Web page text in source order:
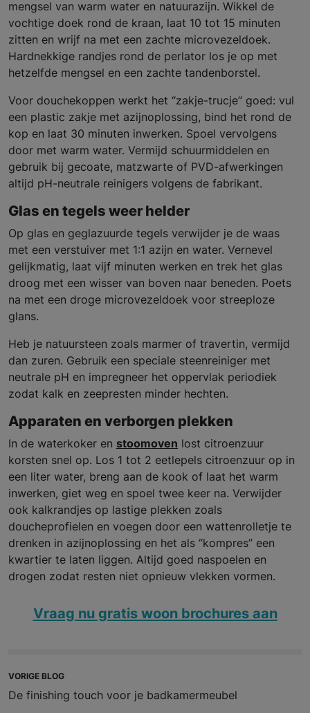
mengsel van warm water en natuurazijn. Wikkel de
vochtige doek rond de kraan, laat 10 tot 15 minuten
zitten en wrijf na met een zachte microvezeldoek.
Hardnekkige randjes rond de perlator los je op met
hetzelfde mengsel en een zachte tandenborstel.
Voor douchekoppen werkt het “zakje-trucje” goed: vul
een plastic zakje met azijnoplossing, bind het rond de
kop en laat 30 minuten inwerken. Spoel vervolgens
door met warm water. Vermijd schuurmiddelen en
gebruik bij gecoate, matzwarte of PVD-afwerkingen
altijd pH-neutrale reinigers volgens de fabrikant.
Glas en tegels weer helder
Op glas en geglazuurde tegels verwijder je de waas
met een verstuiver met 1:1 azijn en water. Vernevel
gelijkmatig, laat vijf minuten werken en trek het glas
droog met een wisser van boven naar beneden. Poets
na met een droge microvezeldoek voor streeploze
glans.
Heb je natuursteen zoals marmer of travertin, vermijd
dan zuren. Gebruik een speciale steenreiniger met
neutrale pH en impregneer het oppervlak periodiek
zodat kalk en zeepresten minder hechten.
Apparaten en verborgen plekken
In de waterkoker en stoomoven lost citroenzuur
korsten snel op. Los 1 tot 2 eetlepels citroenzuur op in
een liter water, breng aan de kook of laat het warm
inwerken, giet weg en spoel twee keer na. Verwijder
ook kalkrandjes op lastige plekken zoals
doucheprofielen en voegen door een wattenrolletje te
drenken in azijnoplossing en het als “kompres” een
kwartier te laten liggen. Altijd goed naspoelen en
drogen zodat resten niet opnieuw vlekken vormen.
Vraag nu gratis woon brochures aan
VORIGE BLOG
De finishing touch voor je badkamermeubel